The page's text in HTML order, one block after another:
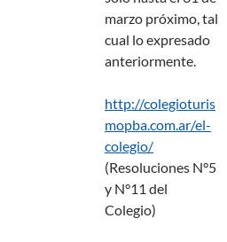
marzo próximo, tal
cual lo expresado
anteriormente.
http://colegioturis
mopba.com.ar/el-
colegio/
(Resoluciones N°5
y N°11 del
Colegio)